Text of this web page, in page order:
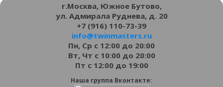
г.Москва, Южное Бутово,
ул. Адмирала Руднева, д. 20
+7 (916) 110-73-39
info@twinmasters.ru
Пн, Ср с 12:00 до 20:00
Вт, Чт с 10:00 до 20:00
Пт с 12:00 до 19:00
Наша группа Вконтакте: